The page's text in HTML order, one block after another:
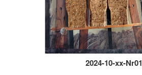
2024-10-xx-Nr01